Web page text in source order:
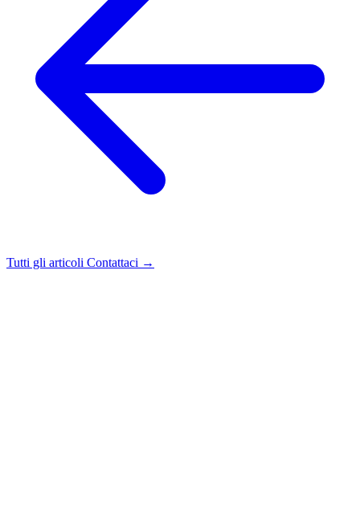
Tutti gli articoli Contattaci →